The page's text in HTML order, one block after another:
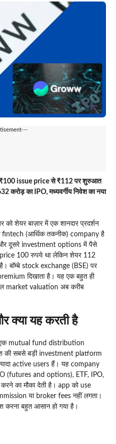
₹100 issue price से ₹112 पर शुरुआत
का IPO, मध्यवर्गीय निवेश का नया
शेयर बाज़ार में एक शानदार प्रदर्शन
(आर्थिक तकनीक) company है
दूसरे investment options में पैसे
100 रुपये था लेकिन शेयर 112
बॉम्बे stock exchange (BSE) पर
दिखाता है। यह एक बहुत ही
market valuation अब करीब
क्या यह करती है
mutual fund distribution
सबसे बड़ी investment platform
active users हैं। यह company
(futures and options), ETF, IPO,
का मौका देती है। app को use
या broker fees नहीं लगता।
करना बहुत आसान हो गया है।